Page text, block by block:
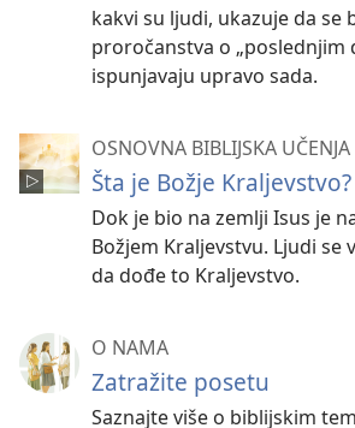
kakvi su ljudi, ukazuje da se
proročanstva o „poslednjim
ispunjavaju upravo sada.
OSNOVNA BIBLIJSKA UČENJA
Šta je Božje Kraljevstvo?
Dok je bio na zemlji Isus je
Božjem Kraljevstvu. Ljudi se
da dođe to Kraljevstvo.
O NAMA
Zatražite posetu
Saznajte više o biblijskim